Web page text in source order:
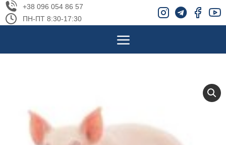
+38 096 054 86 57
ПН-ПТ 8:30-17:30